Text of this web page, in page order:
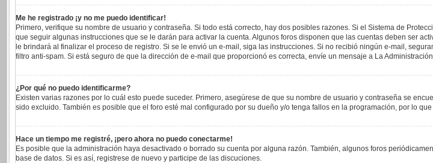
Me he registrado ¡y no me puedo identificar!
Primero, verifique su nombre de usuario y contraseña. Si todo está correcto, hay dos posibles razones. Si el Sistema de
que seguir algunas instrucciones que se le darán para activar la cuenta. Algunos foros disponen que las cuentas deben ser
le brindará al finalizar el proceso de registro. Si se le envió un e-mail, siga las instrucciones. Si no recibió ningún e-mail,
filtro anti-spam. Si está seguro de que la dirección de e-mail que proporcionó es correcta, envíe un mensaje a La
¿Por qué no puedo identificarme?
Existen varias razones por lo cuál esto puede suceder. Primero, asegúrese de que su nombre de usuario y contraseña se
sido excluido. También es posible que el foro esté mal configurado por su dueño y/o tenga fallos en la programación, por lo
Hace un tiempo me registré, ¡pero ahora no puedo conectarme!
Es posible que la administración haya desactivado o borrado su cuenta por alguna razón. También, algunos foros
base de datos. Si es así, registrese de nuevo y participe de las discuciones.